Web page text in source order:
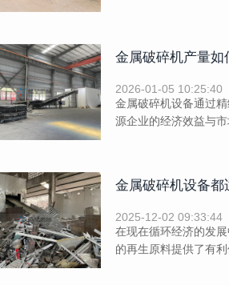
金属破碎机产量
2026-01-05 10:25:40
金属破碎机设备通过
源企业的经济效益与
金属破碎机设备
2025-12-02 09:33:44
在现在循环经济的发
的再生原料提供了有